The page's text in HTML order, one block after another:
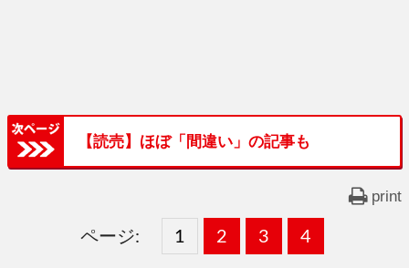
【読売】ほぼ「間違い」の記事も
print
ページ:
固
1 ,
固
2 ,
固
3 ,
固
4